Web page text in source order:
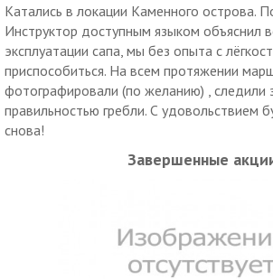
Катались в локации Каменного острова.
Инструктор доступным языком объяснил
эксплуатации сапа, мы без опыта с
приспособиться. На всем протяжении
фотографировали (по желанию) , следили
правильностью гребли. С удовольствием
снова!
Завершенные